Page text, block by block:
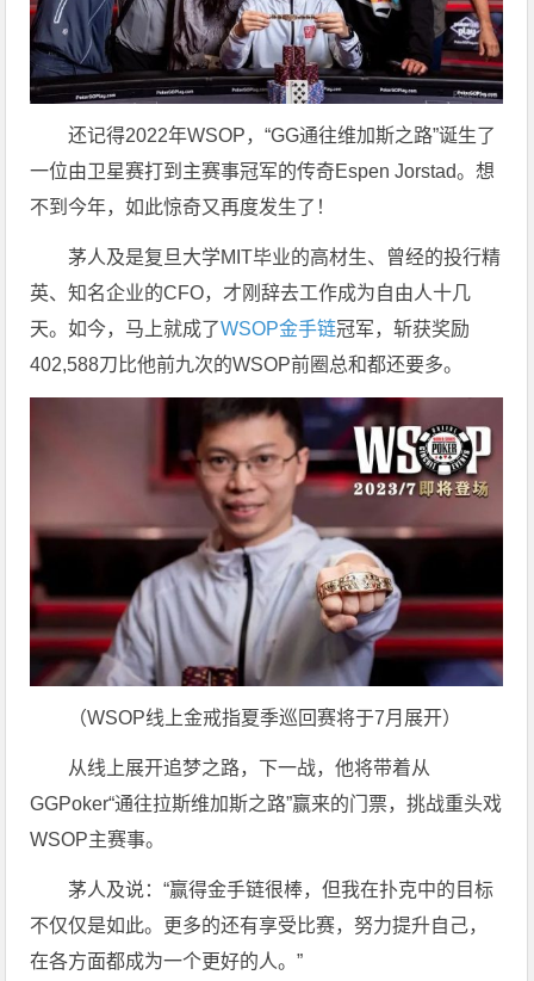
还记得2022年WSOP，“GG通往维加斯之路”诞生了
一位由卫星赛打到主赛事冠军的传奇Espen Jorstad。想
不到今年，如此惊奇又再度发生了！
茅人及是复旦大学MIT毕业的高材生、曾经的投行精
英、知名企业的CFO，才刚辞去工作成为自由人十几
天。如今，马上就成了WSOP金手链冠军，斩获奖励
402,588刀比他前九次的WSOP前圈总和都还要多。
（WSOP线上金戒指夏季巡回赛将于7月展开）
从线上展开追梦之路，下一战，他将带着从
GGPoker“通往拉斯维加斯之路”赢来的门票，挑战重头戏
WSOP主赛事。
茅人及说：“赢得金手链很棒，但我在扑克中的目标
不仅仅是如此。更多的还有享受比赛，努力提升自己，
在各方面都成为一个更好的人。”